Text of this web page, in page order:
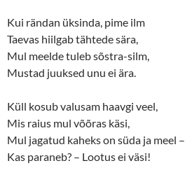
Kui rändan üksinda, pime ilm
Taevas hiilgab tähtede sära,
Mul meelde tuleb sõstra-silm,
Mustad juuksed unu ei ära.
Küll kosub valusam haavgi veel,
Mis raius mul võõras käsi,
Mul jagatud kaheks on süda ja meel –
Kas paraneb? – Lootus ei väsi!